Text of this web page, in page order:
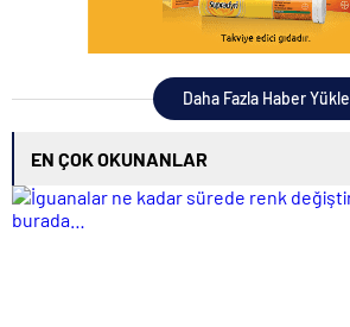
Daha Fazla Haber Yükle
EN ÇOK OKUNANLAR